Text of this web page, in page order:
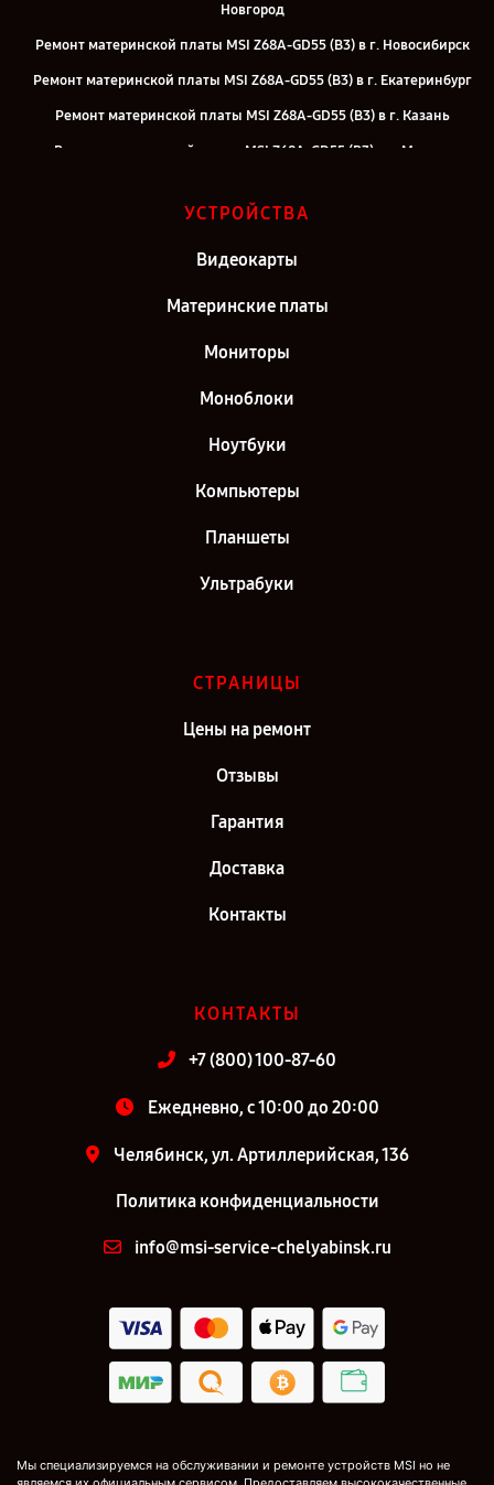
Новгород
Ремонт материнской платы MSI Z68A-GD55 (B3) в г. Новосибирск
Ремонт материнской платы MSI Z68A-GD55 (B3) в г. Екатеринбург
Ремонт материнской платы MSI Z68A-GD55 (B3) в г. Казань
Ремонт материнской платы MSI Z68A-GD55 (B3) в г. Москва
Петербург
УСТРОЙСТВА
Видеокарты
Материнские платы
Мониторы
Моноблоки
Ноутбуки
Компьютеры
Планшеты
Ультрабуки
СТРАНИЦЫ
Цены на ремонт
Отзывы
Гарантия
Доставка
Контакты
КОНТАКТЫ
+7 (800) 100-87-60
Ежедневно, с 10:00 до 20:00
Челябинск, ул. Артиллерийская, 136
Политика конфиденциальности
info@msi-service-chelyabinsk.ru
Мы специализируемся на обслуживании и ремонте устройств MSI но не